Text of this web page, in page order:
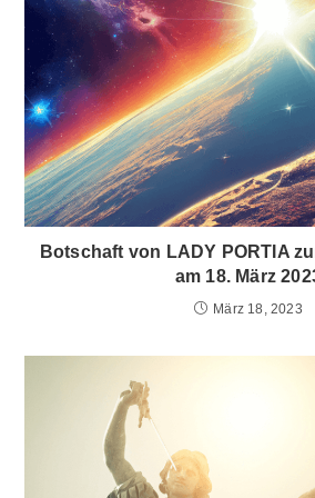
Botschaft von LADY PORTIA
am 18. März
März 18, 2023